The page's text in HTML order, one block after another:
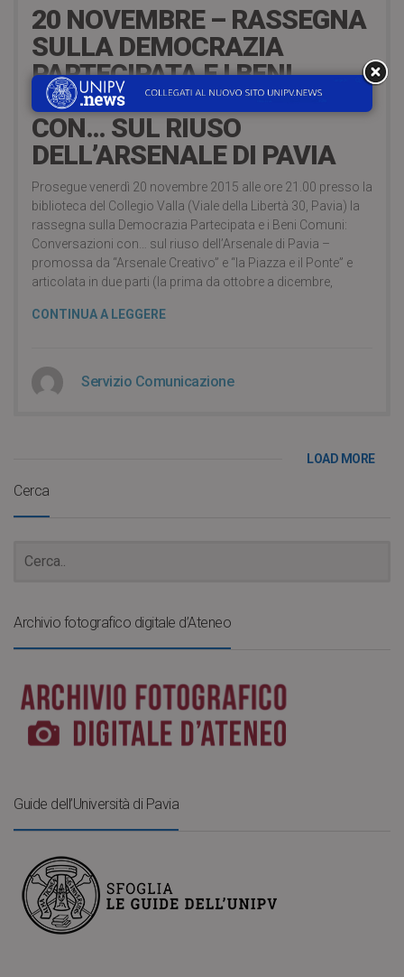
20 NOVEMBRE – RASSEGNA
SULLA DEMOCRAZIA
PARTECIPATA E I BENI
COMUNI: CONVERSAZIONI
CON… SUL RIUSO
DELL’ARSENALE DI PAVIA
Prosegue venerdì 20 novembre 2015 alle ore 21.00 presso la
biblioteca del Collegio Valla (Viale della Libertà 30, Pavia) la
rassegna sulla Democrazia Partecipata e i Beni Comuni:
Conversazioni con… sul riuso dell’Arsenale di Pavia –
promossa da “Arsenale Creativo” e “la Piazza e il Ponte” e
articolata in due parti (la prima da ottobre a dicembre,
CONTINUA A LEGGERE
Servizio Comunicazione
LOAD MORE
Cerca
Archivio fotografico digitale d’Ateneo
Guide dell’Università di Pavia